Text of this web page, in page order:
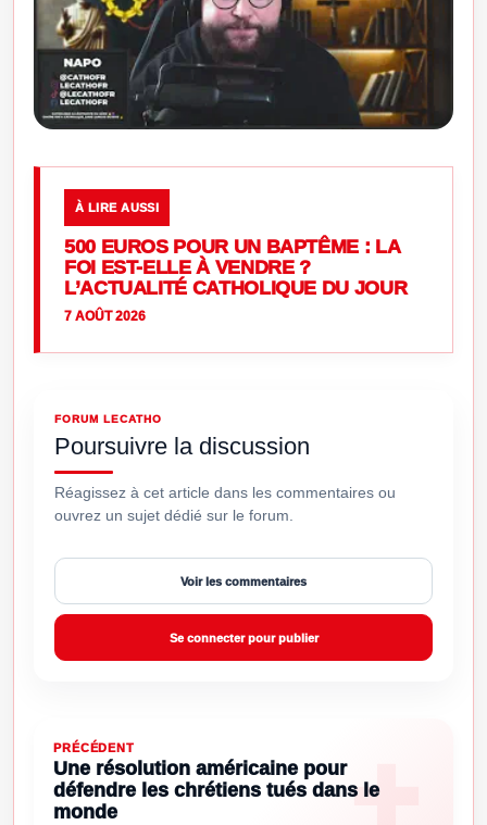
À LIRE AUSSI
500 EUROS POUR UN BAPTÊME : LA
FOI EST-ELLE À VENDRE ?
L’ACTUALITÉ CATHOLIQUE DU JOUR
7 AOÛT 2026
FORUM LECATHO
Poursuivre la discussion
Réagissez à cet article dans les commentaires ou
ouvrez un sujet dédié sur le forum.
Voir les commentaires
Se connecter pour publier
PRÉCÉDENT
Une résolution américaine pour
défendre les chrétiens tués dans le
monde